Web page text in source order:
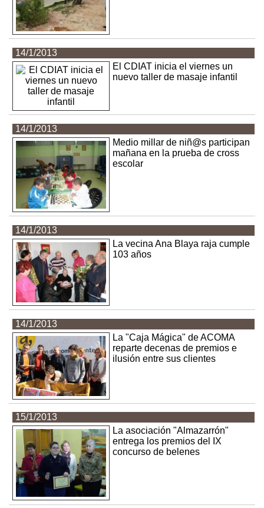
14/1/2013
El CDIAT inicia el viernes un
nuevo taller de masaje infantil
14/1/2013
Medio millar de niñ@s participan
mañana en la prueba de cross
escolar
14/1/2013
La vecina Ana Blaya raja cumple
103 años
14/1/2013
La "Caja Mágica" de ACOMA
reparte decenas de premios e
ilusión entre sus clientes
15/1/2013
La asociación "Almazarrón"
entrega los premios del IX
concurso de belenes